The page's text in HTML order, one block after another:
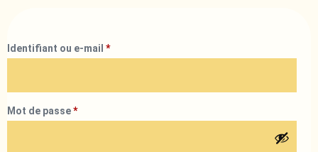
Identifiant ou e-mail *
Mot de passe*